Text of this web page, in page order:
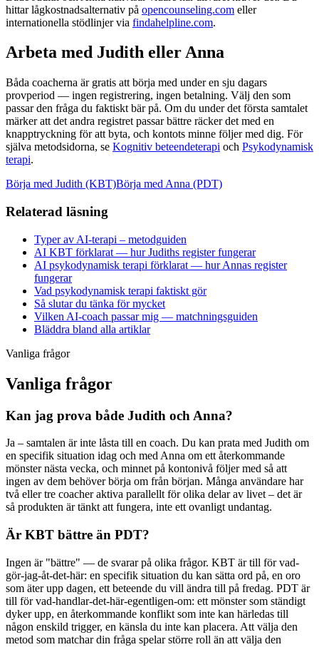
hittar lågkostnadsalternativ på opencounseling.com eller
internationella stödlinjer via findahelpline.com.
Arbeta med Judith eller Anna
Båda coacherna är gratis att börja med under en sju dagars
provperiod — ingen registrering, ingen betalning. Välj den som
passar den fråga du faktiskt bär på. Om du under det första samtalet
märker att det andra registret passar bättre räcker det med en
knapptryckning för att byta, och kontots minne följer med dig. För
själva metodsidorna, se Kognitiv beteendeterapi och Psykodynamisk
terapi.
Börja med Judith (KBT)Börja med Anna (PDT)
Relaterad läsning
Typer av AI-terapi – metodguiden
AI KBT förklarat — hur Judiths register fungerar
AI psykodynamisk terapi förklarat — hur Annas register
fungerar
Vad psykodynamisk terapi faktiskt gör
Så slutar du tänka för mycket
Vilken AI-coach passar mig — matchningsguiden
Bläddra bland alla artiklar
Vanliga frågor
Vanliga frågor
Kan jag prova både Judith och Anna?
Ja – samtalen är inte låsta till en coach. Du kan prata med Judith om
en specifik situation idag och med Anna om ett återkommande
mönster nästa vecka, och minnet på kontonivå följer med så att
ingen av dem behöver börja om från början. Många användare har
två eller tre coacher aktiva parallellt för olika delar av livet – det är
så produkten är tänkt att fungera, inte ett ovanligt undantag.
Är KBT bättre än PDT?
Ingen är "bättre" — de svarar på olika frågor. KBT är till för vad-
gör-jag-åt-det-här: en specifik situation du kan sätta ord på, en oro
som äter upp dagen, ett beteende du vill ändra till på fredag. PDT är
till för vad-handlar-det-här-egentligen-om: ett mönster som ständigt
dyker upp, en återkommande konflikt som inte kan härledas till
någon enskild trigger, en känsla du inte kan placera. Att välja den
metod som matchar din fråga spelar större roll än att välja den